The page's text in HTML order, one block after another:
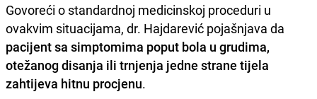
Govoreći o standardnoj medicinskoj proceduri u
ovakvim situacijama, dr. Hajdarević pojašnjava da
pacijent sa simptomima poput bola u grudima,
otežanog disanja ili trnjenja jedne strane tijela
zahtijeva hitnu procjenu.